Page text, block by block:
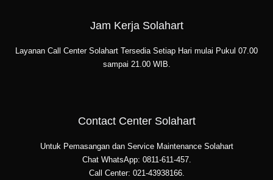
Jam Kerja Solahart
Layanan Call Center Solahart Tersedia Setiap Hari mulai Pukul 07.00
sampai 21.00 WIB.
Contact Center Solahart
Untuk Pemasangan dan Service Maintenance Solahart
Chat WhatsApp: 0811-611-457.
Call Center: 021-43938166.